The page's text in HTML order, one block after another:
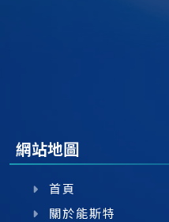
網站地圖
首頁
關於能斯特